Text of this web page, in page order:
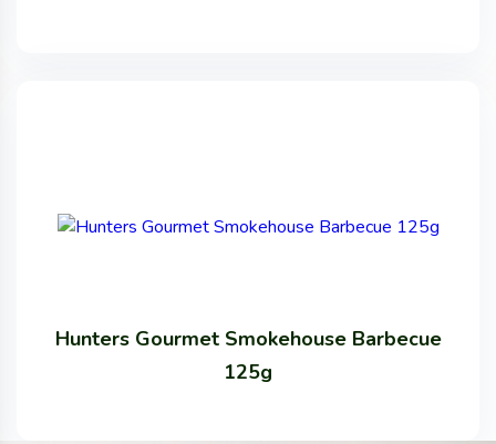
Hunters Gourmet Smokehouse Barbecue
125g